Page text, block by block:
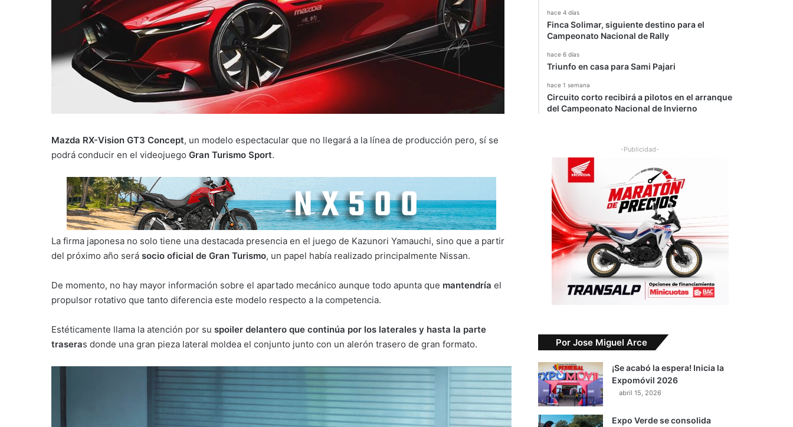
Mazda RX-Vision GT3 Concept, un modelo espectacular que no llegará a la línea de producción pero, sí se
podrá conducir en el videojuego Gran Turismo Sport.
La firma japonesa no solo tiene una destacada presencia en el juego de Kazunori Yamauchi, sino que a partir
del próximo año será socio oficial de Gran Turismo, un papel había realizado principalmente Nissan.
De momento, no hay mayor información sobre el apartado mecánico aunque todo apunta que mantendría el
propulsor rotativo que tanto diferencia este modelo respecto a la competencia.
Estéticamente llama la atención por su spoiler delantero que continúa por los laterales y hasta la parte
traseras donde una gran pieza lateral moldea el conjunto junto con un alerón trasero de gran formato.
hace 4 días
Finca Solimar, siguiente destino para el
Campeonato Nacional de Rally
hace 6 días
Triunfo en casa para Sami Pajari
hace 1 semana
Circuito corto recibirá a pilotos en el arranque
del Campeonato Nacional de Invierno
-Publicidad-
Por Jose Miguel Arce
¡Se acabó la espera! Inicia la
Expomóvil 2026
abril 15, 2026
Expo Verde se consolida